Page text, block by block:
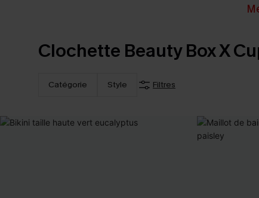
Clochette Beauty Box X
Catégorie Style Filtres